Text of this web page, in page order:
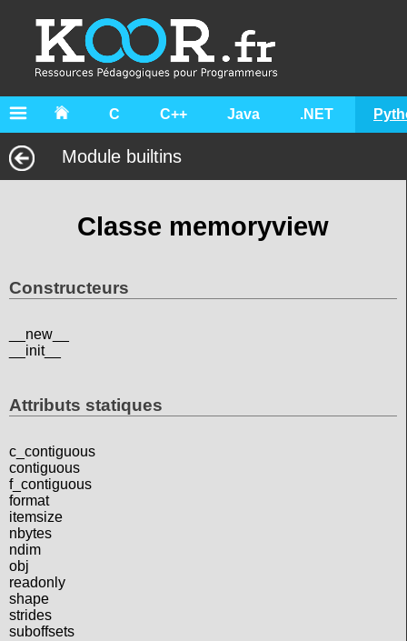
C C++ Java .NET
Module builtins
Classe memoryview
Constructeurs
__new__
__init__
Attributs statiques
c_contiguous
contiguous
f_contiguous
format
itemsize
nbytes
ndim
obj
readonly
shape
strides
suboffsets